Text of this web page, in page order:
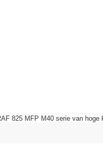
825 MFP M40 serie van hoge